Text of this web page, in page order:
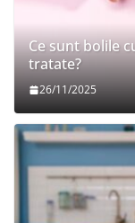
Ce sunt bolile
tratate?
26/11/2025